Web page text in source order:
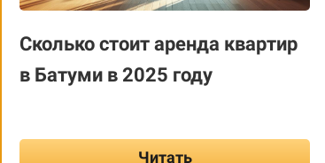
Сколько стоит аренда квартир
в Батуми в 2025 году
Читать